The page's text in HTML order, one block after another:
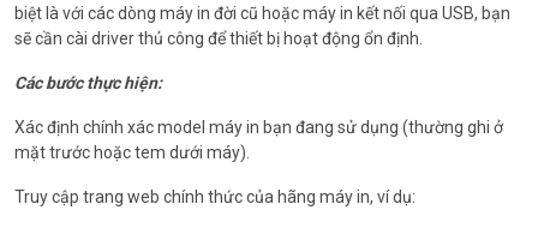
biệt là với các dòng máy in đời cũ hoặc máy in kết nối qua USB, bạn
sẽ cần cài driver thủ công để thiết bị hoạt động ổn định.
Các bước thực hiện:
Xác định chính xác model máy in bạn đang sử dụng (thường ghi ở
mặt trước hoặc tem dưới máy).
Truy cập trang web chính thức của hãng máy in, ví dụ: